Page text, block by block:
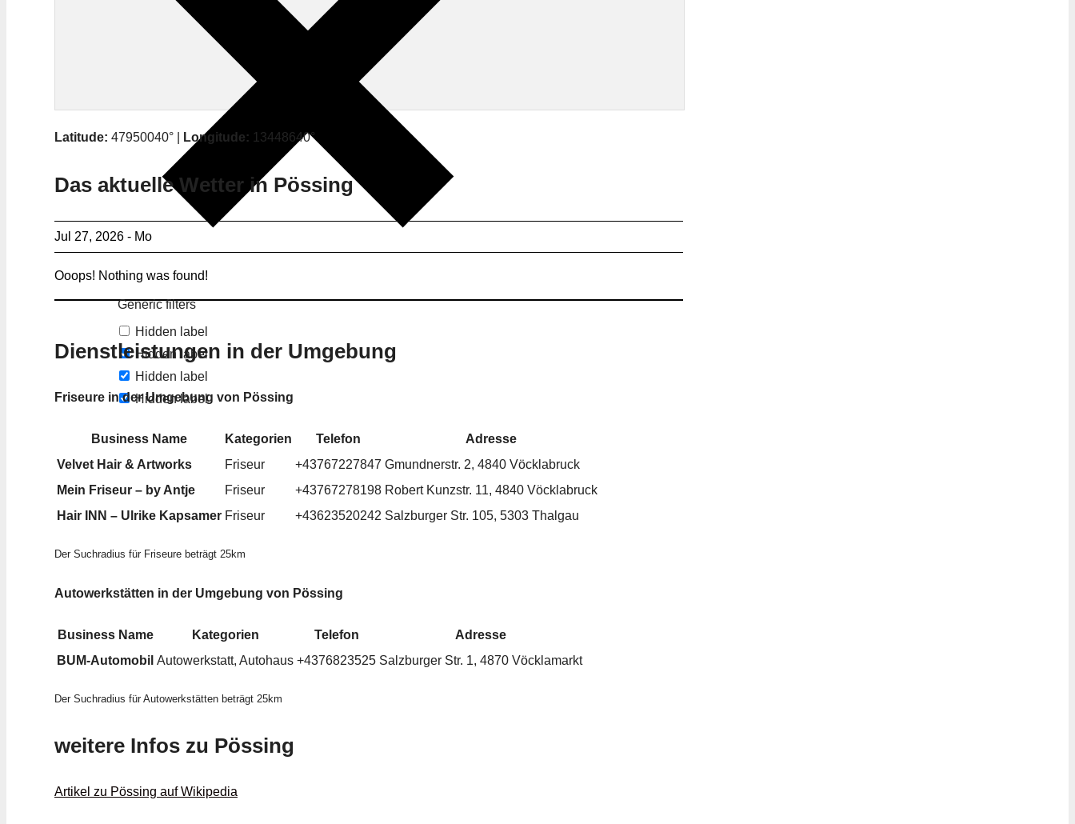
Generic filters
Hidden label
Hidden label
Hidden label
Hidden label
Latitude: 47950040° | Longitude: 13448640°
Das aktuelle Wetter in Pössing
Jul 27, 2026 - Mo
Ooops! Nothing was found!
Dienstleistungen in der Umgebung
Friseure in der Umgebung von Pössing
Business Name Kategorien Telefon
Adresse
Velvet Hair & Artworks
Friseur +43767227847 Gmundnerstr. 2, 4840 Vöcklabruck
Mein Friseur – by Antje
Friseur +43767278198 Robert Kunzstr. 11, 4840 Vöcklabruck
Hair INN – Ulrike Kapsamer Friseur +43623520242 Salzburger Str. 105, 5303 Thalgau
Der Suchradius für Friseure beträgt 25km
Autowerkstätten in der Umgebung von Pössing
Business Name Kategorien Telefon
Adresse
BUM-Automobil Autowerkstatt, Autohaus +4376823525 Salzburger Str. 1, 4870 Vöcklamarkt
Der Suchradius für Autowerkstätten beträgt 25km
weitere Infos zu Pössing
Artikel zu Pössing auf Wikipedia